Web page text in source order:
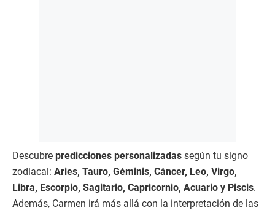
Descubre predicciones personalizadas según tu signo
zodiacal: Aries, Tauro, Géminis, Cáncer, Leo, Virgo,
Libra, Escorpio, Sagitario, Capricornio, Acuario y Piscis.
Además, Carmen irá más allá con la interpretación de las